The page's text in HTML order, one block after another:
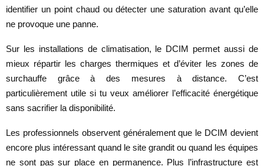
identifier un point chaud ou détecter une saturation avant qu’elle
ne provoque une panne.
Sur les installations de climatisation, le DCIM permet aussi de
mieux répartir les charges thermiques et d’éviter les zones de
surchauffe grâce à des mesures à distance. C’est
particulièrement utile si tu veux améliorer l’efficacité énergétique
sans sacrifier la disponibilité.
Les professionnels observent généralement que le DCIM devient
encore plus intéressant quand le site grandit ou quand les équipes
ne sont pas sur place en permanence. Plus l’infrastructure est